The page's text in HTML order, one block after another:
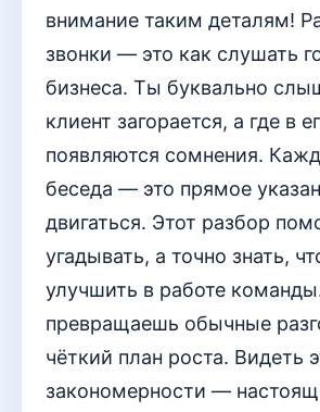
внимание таким деталям!
звонки — это как слушать
бизнеса. Ты буквально
клиент загорается, а где в
появляются сомнения.
беседа — это прямое
двигаться. Этот разбор
угадывать, а точно знать,
улучшить в работе
превращаешь обычные
чёткий план роста. Видеть
закономерности —